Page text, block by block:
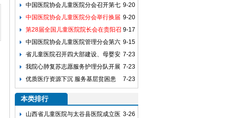
委员会召开
员会第二次常务委员会议暨第二次全体委
员会在重庆召开
9-20
中国医院协会儿童医院分会召开第七
届委员会第一次常委会议
9-20
中国医院协会儿童医院分会举行换届
选举大会
9-17
第28届全国儿童医院院长会在贵阳召
开
9-15
中国医院协会儿童医院管理分会第六
届委员会第三次常委会议暨第四次全体委
员会在贵阳召开
7-23
省儿童医院召开四大部建设、母婴安
全及儿童健康行动计划实施方案推进会7-23
我院心肺复苏志愿服务护理分队开展
培训活动
7-23
优质医疗资源下沉 服务基层贫困患
年医师义诊活动”
本类排行
3-26
山西省儿童医院与太谷县医院成立医